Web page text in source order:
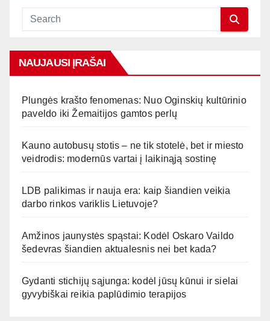
NAUJAUSI ĮRAŠAI
Plungės krašto fenomenas: Nuo Oginskių kultūrinio
paveldo iki Žemaitijos gamtos perlų
Kauno autobusų stotis – ne tik stotelė, bet ir miesto
veidrodis: modernūs vartai į laikinąją sostinę
LDB palikimas ir nauja era: kaip šiandien veikia
darbo rinkos variklis Lietuvoje?
Amžinos jaunystės spąstai: Kodėl Oskaro Vaildo
šedevras šiandien aktualesnis nei bet kada?
Gydanti stichijų sąjunga: kodėl jūsų kūnui ir sielai
gyvybiškai reikia paplūdimio terapijos